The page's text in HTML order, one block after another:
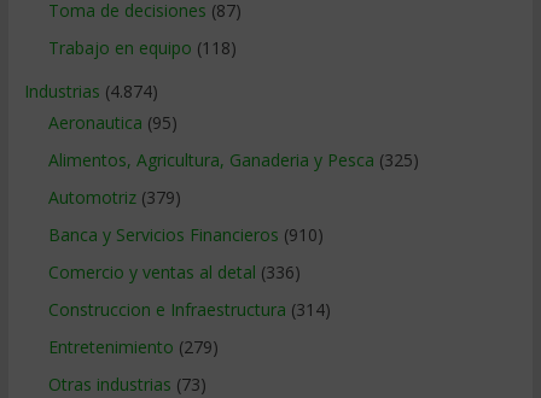
Toma de decisiones (87)
Trabajo en equipo (118)
Industrias (4.874)
Aeronautica (95)
Alimentos, Agricultura, Ganaderia y Pesca (325)
Automotriz(379)
Banca y Servicios Financieros (910)
Comercio y ventas al detal (336)
Construccion e Infraestructura (314)
Entretenimiento (279)
Otras industrias (73)